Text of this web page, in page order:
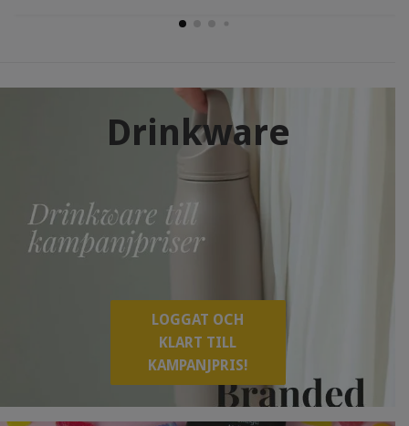
Drinkware
LOGGAT OCH
KLART TILL
KAMPANJPRIS!